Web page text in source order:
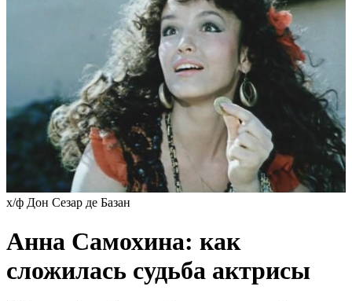
х/ф Дон Сезар де Базан
Анна Самохина: как
сложилась судьба актрисы